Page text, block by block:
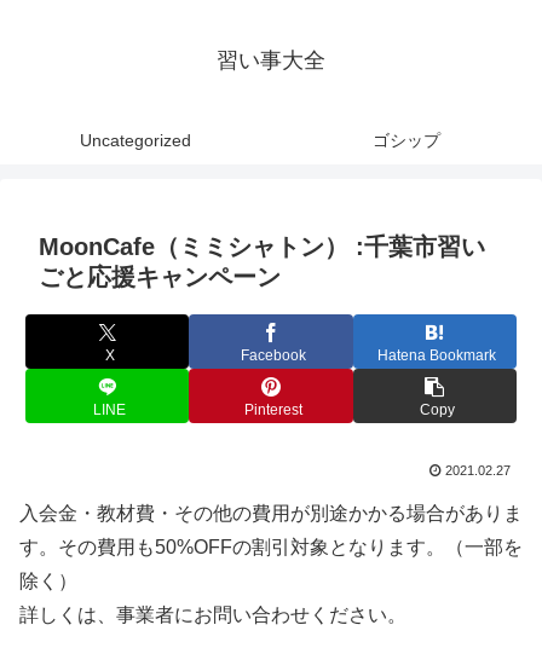
習い事大全
Uncategorized ゴシップ
MoonCafe（ミミシャトン） :千葉市習い
ごと応援キャンペーン
X Facebook Hatena Bookmark
LINE Pinterest Copy
2021.02.27
入会金・教材費・その他の費用が別途かかる場合がありま
す。その費用も50%OFFの割引対象となります。（一部を
除く）
詳しくは、事業者にお問い合わせください。